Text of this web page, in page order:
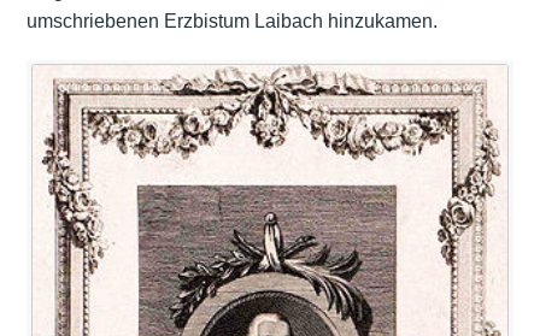
umschriebenen Erzbistum Laibach hinzukamen.